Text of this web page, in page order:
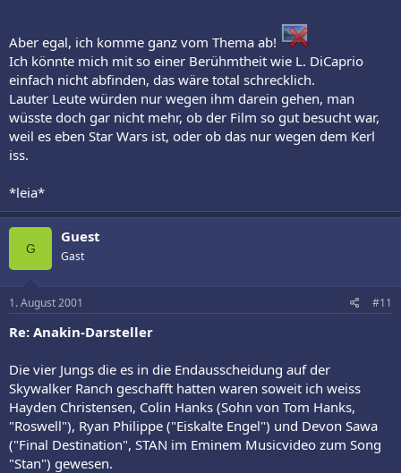
Aber egal, ich komme ganz vom Thema ab!
Ich könnte mich mit so einer Berühmtheit wie L. DiCaprio
einfach nicht abfinden, das wäre total schrecklich.
Lauter Leute würden nur wegen ihm darein gehen, man
wüsste doch gar nicht mehr, ob der Film so gut besucht war,
weil es eben Star Wars ist, oder ob das nur wegen dem Kerl
iss.
*leia*
G
Guest
Gast
1. August 2001 #11
Re: Anakin-Darsteller
Die vier Jungs die es in die Endausscheidung auf der
Skywalker Ranch geschafft hatten waren soweit ich weiss
Hayden Christensen, Colin Hanks (Sohn von Tom Hanks,
"Roswell"), Ryan Philippe ("Eiskalte Engel") und Devon Sawa
("Final Destination", STAN im Eminem Musicvideo zum Song
"Stan") gewesen.